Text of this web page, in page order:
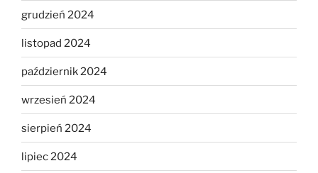
grudzień 2024
listopad 2024
październik 2024
wrzesień 2024
sierpień 2024
lipiec 2024